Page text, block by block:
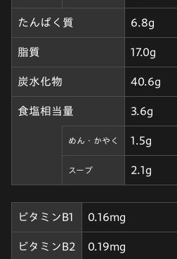
たんぱく質 6.8g
脂質 17.0g
炭水化物 40.6g
食塩相当量 3.6g
めん・かやく 1.5g
スープ 2.1g
ビタミンB1 0.16mg
ビタミンB2 0.19mg